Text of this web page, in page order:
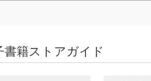
書籍ストアガイド